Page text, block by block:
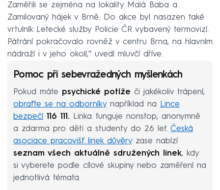
Zaměřili se zejména na lokality Malá Baba a
Zamilovaný hájek v Brně. Do akce byl nasazen také
vrtulník Letecké služby Policie ČR vybavený termovizí.
Pátrání pokračovalo rovněž v centru Brna, na hlavním
nádraží i v jeho okolí,“ uvedl mluvčí dříve.
Pomoc při sebevražedných myšlenkách
Pokud máte psychické potíže či jakékoliv trápení,
obraťte se na odborníkynapříklad na
Lince
bezpečí 116 111. Linka funguje nonstop, anonymně
a zdarma pro děti a studenty do 26 let. Česká
asociace pracovišť linek důvěryzase nabízí
seznam všech aktuálně sdružených linek, kdy
si vyberete podle cílové skupiny nebo zaměření na
jednotlivá témata.